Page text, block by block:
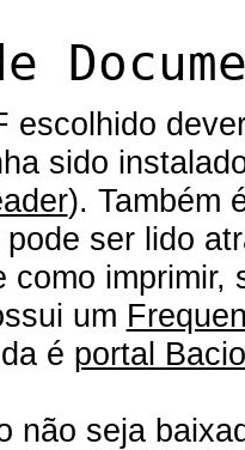
escolhido
sido
). Também
ser lido
como
um
é portal
não seja